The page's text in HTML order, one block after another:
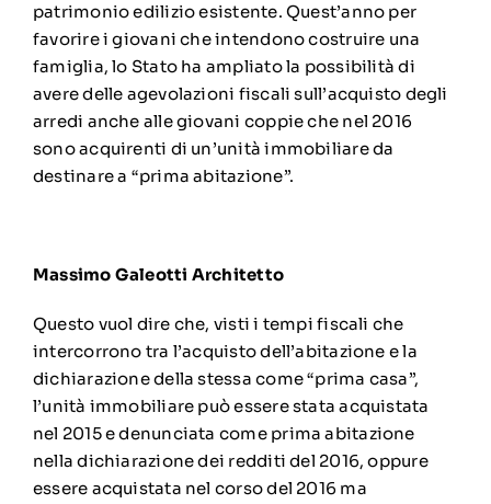
patrimonio edilizio esistente. Quest’anno per
favorire i giovani che intendono costruire una
famiglia, lo Stato ha ampliato la possibilità di
avere delle agevolazioni fiscali sull’acquisto degli
arredi anche alle giovani coppie che nel 2016
sono acquirenti di un’unità immobiliare da
destinare a “prima abitazione”.
Massimo Galeotti Architetto
Questo vuol dire che, visti i tempi fiscali che
intercorrono tra l’acquisto dell’abitazione e la
dichiarazione della stessa come “prima casa”,
l’unità immobiliare può essere stata acquistata
nel 2015 e denunciata come prima abitazione
nella dichiarazione dei redditi del 2016, oppure
essere acquistata nel corso del 2016 ma